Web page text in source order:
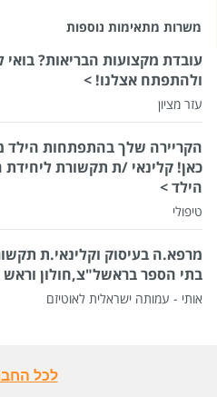
משרות מתאימות נוספות
עובדת מקצועות הבריאות?
ולהתפתח אצלנו! >
עזר מציון
הקריירה שלך בהתפתחות הילד
כאן! קלינאי /ת תקשורת
הילד >
טיפולי
מרפא.ה בעיסוק וקלינאי.ת
בתי הספר בראשל"צ,חולון וראש
אותי - עמותה ישראלית לאוטיזם
לכל